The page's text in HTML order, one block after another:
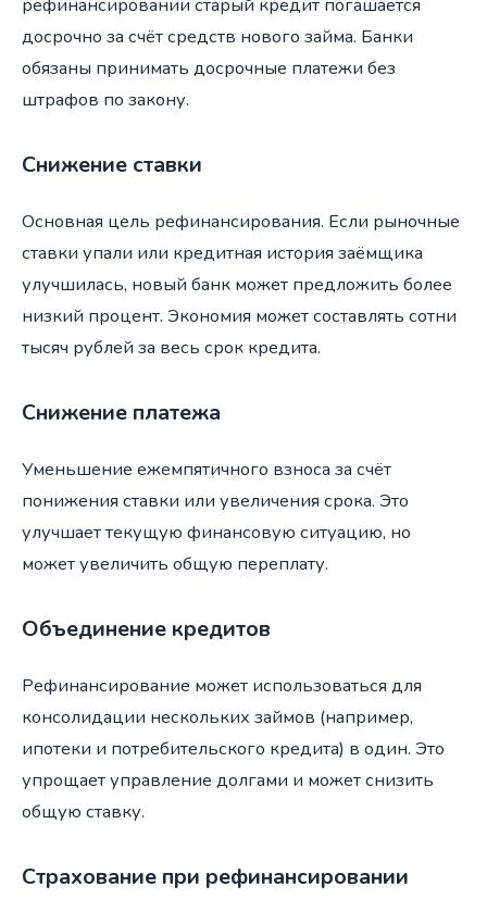
рефинансировании старый кредит погашается
досрочно за счёт средств нового займа. Банки
обязаны принимать досрочные платежи без
штрафов по закону.
Снижение ставки
Основная цель рефинансирования. Если рыночные
ставки упали или кредитная история заёмщика
улучшилась, новый банк может предложить более
низкий процент. Экономия может составлять сотни
тысяч рублей за весь срок кредита.
Снижение платежа
Уменьшение ежемпятичного взноса за счёт
понижения ставки или увеличения срока. Это
улучшает текущую финансовую ситуацию, но
может увеличить общую переплату.
Объединение кредитов
Рефинансирование может использоваться для
консолидации нескольких займов (например,
ипотеки и потребительского кредита) в один. Это
упрощает управление долгами и может снизить
общую ставку.
Страхование при рефинансировании